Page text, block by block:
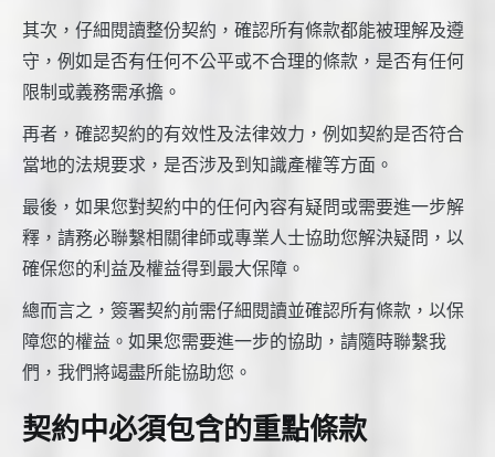
其次，仔細閱讀整份契約，確認所有條款都能被理解及遵
守，例如是否有任何不公平或不合理的條款，是否有任何
限制或義務需承擔。
再者，確認契約的有效性及法律效力，例如契約是否符合
當地的法規要求，是否涉及到知識產權等方面。
最後，如果您對契約中的任何內容有疑問或需要進一步解
釋，請務必聯繫相關律師或專業人士協助您解決疑問，以
確保您的利益及權益得到最大保障。
總而言之，簽署契約前需仔細閱讀並確認所有條款，以保
障您的權益。如果您需要進一步的協助，請隨時聯繫我
們，我們將竭盡所能協助您。
契約中必須包含的重點條款